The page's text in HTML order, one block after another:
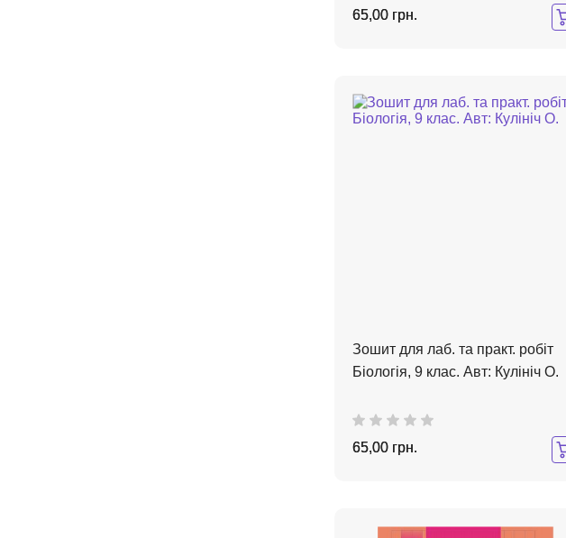
65,00 грн.
Зошит для лаб. та практ. робіт
Біологія, 9 клас. Авт: Кулініч О.
65,00 грн.